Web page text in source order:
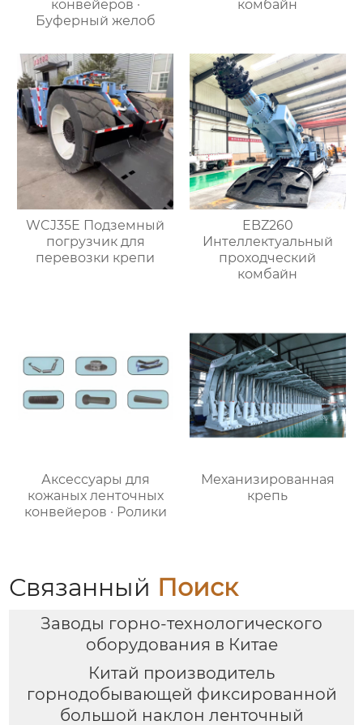
конвейеров ·
Буферный желоб
комбайн
WCJ35E Подземный
погрузчик для
перевозки крепи
EBZ260
Интеллектуальный
проходческий
комбайн
Аксессуары для
кожаных ленточных
конвейеров · Ролики
Механизированная
крепь
Связанный Поиск
Заводы горно-технологического
оборудования в Китае
Китай производитель
горнодобывающей фиксированной
большой наклон ленточный